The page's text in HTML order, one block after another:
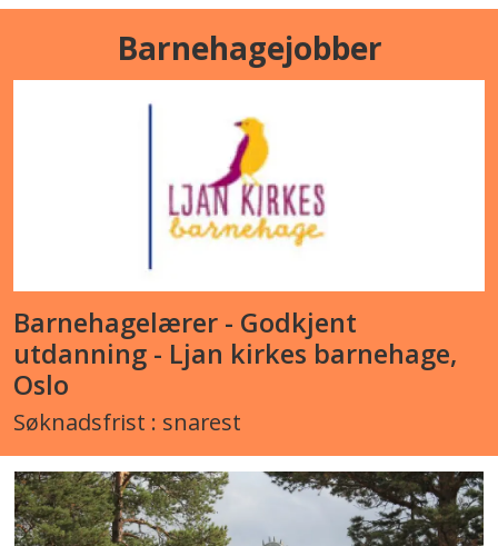
Barnehagejobber
Barnehagelærer - Godkjent
utdanning - Ljan kirkes barnehage,
Oslo
Søknadsfrist : snarest